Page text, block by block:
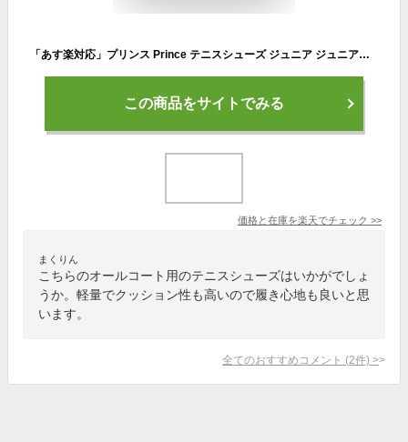
「あす楽対応」プリンス Prince テニスシューズ ジュニア ジュニア用オールコート DPS953-218『即日出荷』
この商品をサイトでみる
価格と在庫を楽天でチェック >>
まくりん
こちらのオールコート用のテニスシューズはいかがでしょ
うか。軽量でクッション性も高いので履き心地も良いと思
います。
全てのおすすめコメント (2件) >